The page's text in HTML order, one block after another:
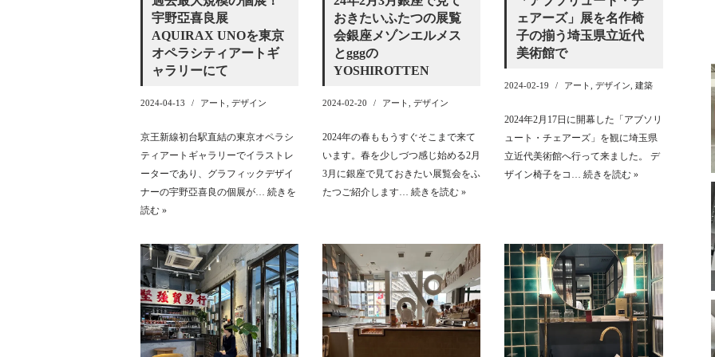
宇野亞喜良展
AQUIRAX UNOを東京
オペラシティアートギ
ャラリーにて
2024-04-13 アート デザイン
京王新線初台駅直結の東京オペラシ
ティアートギャラリーでイラストレ
ーターであり、グラフィックデザイ
ナーの宇野亞喜良の個展が… 続きを
読む »
おきたいふたつの展覧
会銀座メゾンエルメス
とgggの
YOSHIROTTEN
2024-02-20 アート デザイン
2024年の春ももうすぐそこまで来て
います。春を少しづつ感じ始める2月
3月に銀座で見ておきたい展覧会をふ
たつご紹介します… 続きを読む »
ェアーズ」展を名作椅
子の揃う埼玉県立近代
美術館で
2024-02-19 アート ,デザイン ,建築
2024年2月17日に開幕した「アブソリ
ュート・チェアーズ」を観に埼玉県
立近代美術館へ行って来ました。 デ
ザイン椅子をコ…続きを読む »